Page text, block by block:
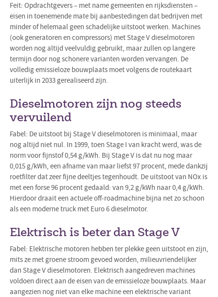
Feit: Opdrachtgevers – met name gemeenten en rijksdiensten –
eisen in toenemende mate bij aanbestedingen dat bedrijven met
minder of helemaal geen schadelijke uitstoot werken. Machines
(ook generatoren en compressors) met Stage V dieselmotoren
worden nog altijd veelvuldig gebruikt, maar zullen op langere
termijn door nog schonere varianten worden vervangen. De
volledig emissieloze bouwplaats moet volgens de routekaart
uiterlijk in 2033 gerealiseerd zijn.
Dieselmotoren zijn nog steeds
vervuilend
Fabel: De uitstoot bij Stage V dieselmotoren is minimaal, maar
nog altijd niet nul. In 1999, toen Stage I van kracht werd, was de
norm voor fijnstof 0,54 g/kWh. Bij Stage V is dat nu nog maar
0,015 g/kWh, een afname van maar liefst 97 procent, mede dankzij
roetfilter dat zeer fijne deeltjes tegenhoudt. De uitstoot van NOx is
met een forse 96 procent gedaald: van 9,2 g/kWh naar 0,4 g/kWh.
Hierdoor draait een actuele off-roadmachine bijna net zo schoon
als een moderne truck met Euro 6 dieselmotor.
Elektrisch is beter dan Stage V
Fabel: Elektrische motoren hebben ter plekke geen uitstoot en zijn,
mits ze met groene stroom gevoed worden, milieuvriendelijker
dan Stage V dieselmotoren. Elektrisch aangedreven machines
voldoen direct aan de eisen van de emissieloze bouwplaats. Maar
aangezien nog niet van elke machine een elektrische variant